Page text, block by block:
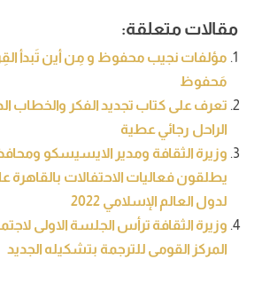
مقالات متعلقة:
مؤلفات نجيب محفوظ و مِن أين تَبدأ
مَحفوظ
تعرف على كتاب تجديد الفكر والخطاب
الراحل رجائي عطية
وزيرة الثقافة ومدير الايسيسكو
يطلقون فعاليات الاحتفالات بالقاهرة
لدول العالم الإسلامي 2022
وزيرة الثقافة ترأس الجلسة الاولى
المركز القومى للترجمة بتشكيله الجديد